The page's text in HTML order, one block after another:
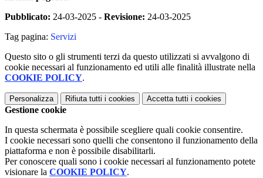
Pubblicato: 24-03-2025 - Revisione: 24-03-2025
Tag pagina: Servizi
Questo sito o gli strumenti terzi da questo utilizzati si avvalgono di
cookie necessari al funzionamento ed utili alle finalità illustrate nella
COOKIE POLICY.
Personalizza Rifiuta tutti i cookies Accetta tutti i cookies
Gestione cookie
In questa schermata è possibile scegliere quali cookie consentire.
I cookie necessari sono quelli che consentono il funzionamento della
piattaforma e non è possibile disabilitarli.
Per conoscere quali sono i cookie necessari al funzionamento potete
visionare la COOKIE POLICY.